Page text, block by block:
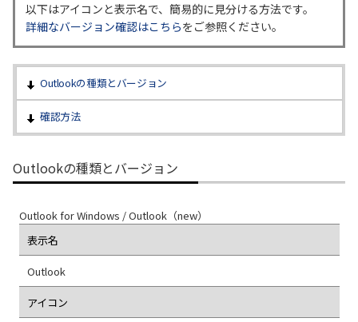
各種ダウンロード
お問い合わせ
履歴・お気に入り
以下はアイコンと表示名で、簡易的に見分ける方法です。
詳細なバージョン確認はこちらをご参照ください。
Outlookの種類とバージョン
確認方法
Outlookの種類とバージョン
Outlook for Windows / Outlook（new）
表示名
Outlook
アイコン